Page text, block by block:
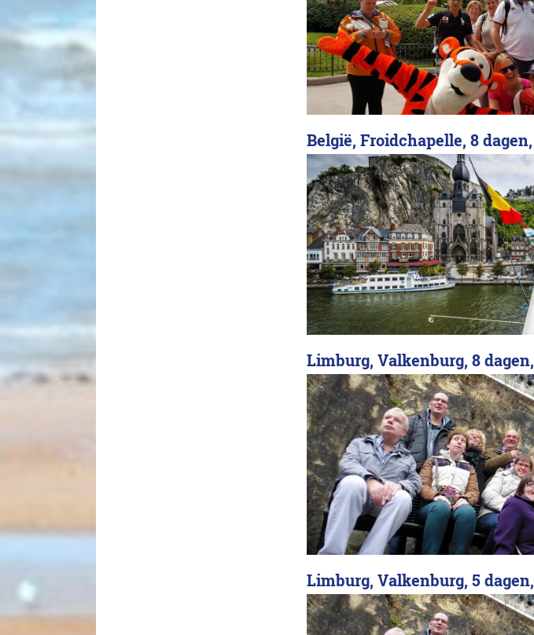
België, Froidchapelle, 8 dagen,
Limburg, Valkenburg, 8 dagen,
Limburg, Valkenburg, 5 dagen,